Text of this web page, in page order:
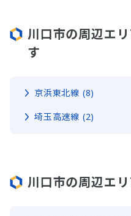
川口市の周辺エ
す
京浜東北線 (8)
埼玉高速線 (2)
川口市の周辺エ